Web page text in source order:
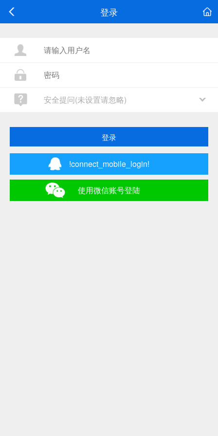
登录
安全提问(未设置请忽略)
登录
!connect_mobile_login!
使用微信账号登陆